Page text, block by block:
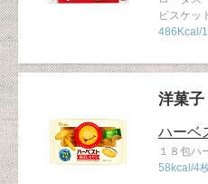
ビスケ
486Kcal/
洋菓
ハーベ
１８包ハ
58kcal/4